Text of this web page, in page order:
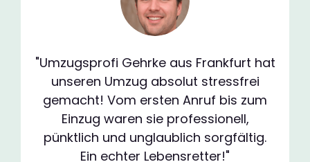
"Umzugsprofi Gehrke aus Frankfurt hat
unseren Umzug absolut stressfrei
gemacht! Vom ersten Anruf bis zum
Einzug waren sie professionell,
pünktlich und unglaublich sorgfältig.
Ein echter Lebensretter!"